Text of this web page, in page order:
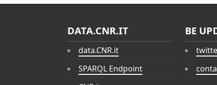
DATA.CNR.IT
data.CNR.it
SPARQL Endpoint
BE